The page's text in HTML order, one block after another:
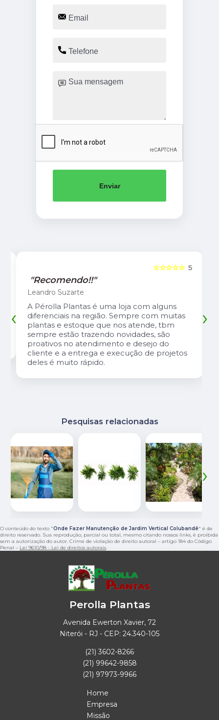
Enviar
5
☆☆☆☆☆
"Recomendo!!"
Leandro Suzarte
A Pérolla Plantas é uma loja com alguns
diferenciais na região. Sempre com muitas
plantas e estoque que nos atende, tbm
sempre estão trazendo novidades, são
proativos no atendimento e desejo do
cliente e a entrega e execução de projetos
deles é muito rápido.
‹ ›
Pesquisas relacionadas
‹ ›
O conteúdo do texto "Onde Fazer Manutenção de Jardim Vertical Colubandê" é de
direito reservado. Sua reprodução, parcial ou total, mesmo citando nossos links, é proibida
sem a autorização do autor. Crime de violação de direito autoral – artigo 184 do Código
Penal – Lei 9610/98 - Lei de direitos autorais.
Perolla Plantas
Avenida Ewerton Xavier, 72
Niterói - RJ - CEP: 24.340-105
(21) 3602-8266
(21) 99642-9858
(21) 97973-9966
Home
Empresa
Missão